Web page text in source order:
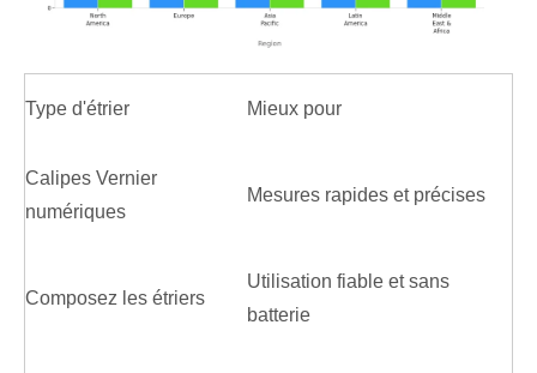
Type d'étrier Mieux pour
Calipes Vernier
numériques
Mesures rapides et précises
Composez les étriers
Utilisation fiable et sans
batterie